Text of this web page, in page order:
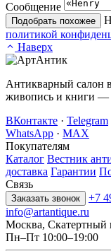
Сообщение
Подобрать похожее
политикой
Наверх
Антикварный салон
живопись и книги —
ВКонтакте · Telegram
WhatsApp · MAX
Покупателям
Каталог Вестник
доставка Гарантии
Связь
Заказать звонок +7
info@artantique.ru
Москва, Скатертный
Пн–Пт 10:00–19:00